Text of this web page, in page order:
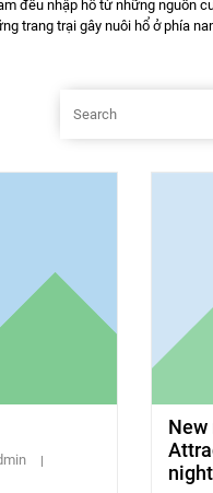
đều nhập hổ từ những nguồn
trang trại gây nuôi hổ ở phía